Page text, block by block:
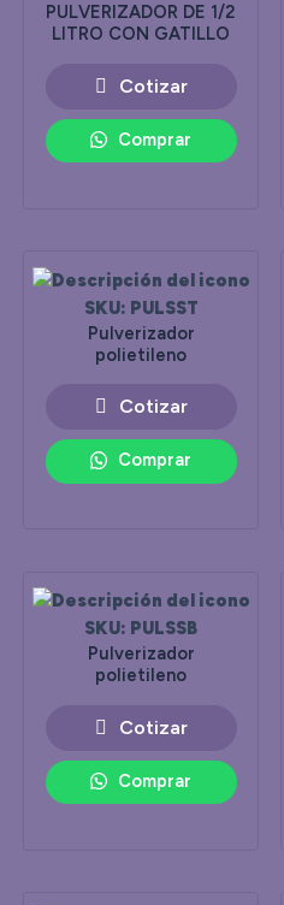
Comprar
PULVERIZADOR DE 1/2
LITRO CON GATILLO
Cotizar
Comprar
SKU: PULSST
Pulverizador
polietileno
Cotizar
Comprar
SKU: PULSSB
Pulverizador
polietileno
Cotizar